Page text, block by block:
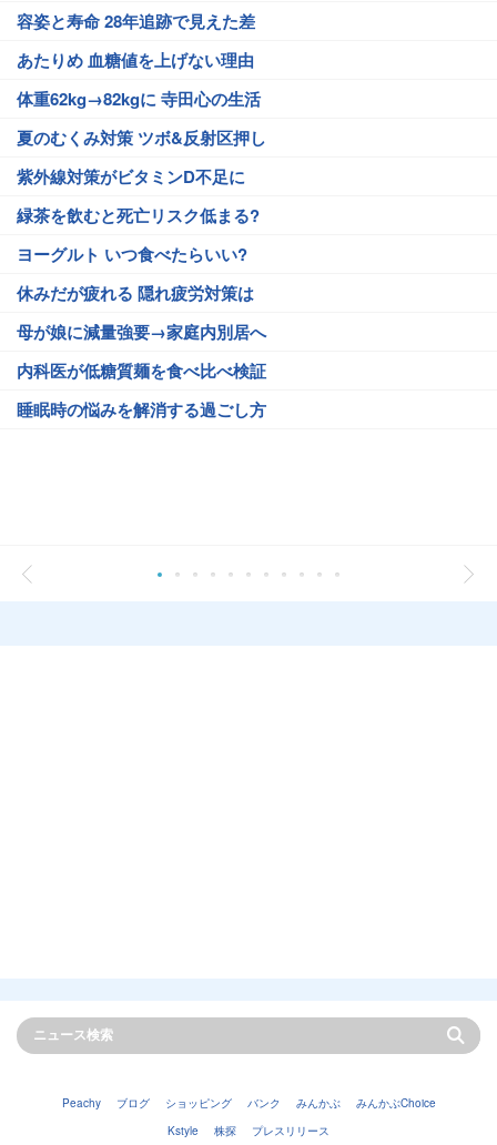
容姿と寿命 28年追跡で見えた差
あたりめ 血糖値を上げない理由
体重62kg→82kgに 寺田心の生活
夏のむくみ対策 ツボ&反射区押し
紫外線対策がビタミンD不足に
緑茶を飲むと死亡リスク低まる?
ヨーグルト いつ食べたらいい?
休みだが疲れる 隠れ疲労対策は
母が娘に減量強要→家庭内別居へ
内科医が低糖質麺を食べ比べ検証
睡眠時の悩みを解消する過ごし方
Peachy ブログ ショッピング バンク みんかぶ
みんかぶChoice
Kstyle
株探 プレスリリース